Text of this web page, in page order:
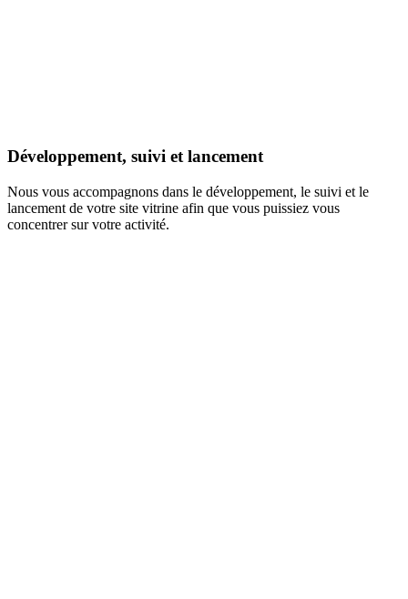
Développement, suivi et lancement
Nous vous accompagnons dans le développement, le suivi et le
lancement de votre site vitrine afin que vous puissiez vous
concentrer sur votre activité.